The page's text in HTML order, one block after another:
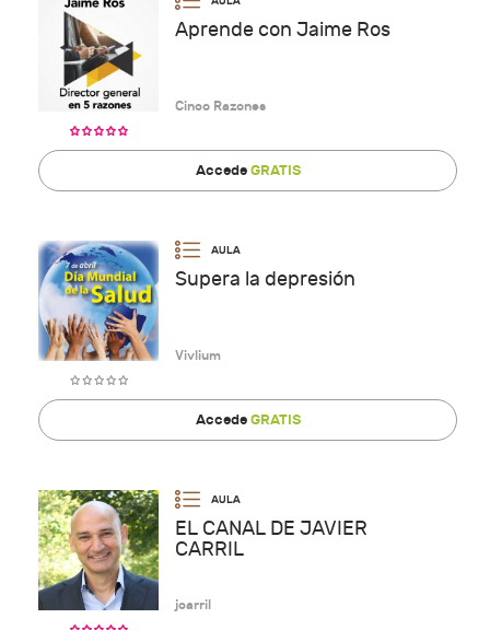
Aprende con Jaime Ros
Cinco Razones
AccedeGRATIS
Supera la depresión
Vivlium
AccedeGRATIS
EL CANAL DE JAVIER
CARRIL
jcarril